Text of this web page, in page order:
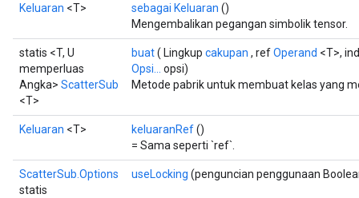
Keluaran <T> sebagai Keluaran ()
Mengembalikan pegangan simbolik tensor.
statis <T, U
memperluas
Angka> ScatterSub
<T>
buat( Lingkup cakupan , refOperand <T>,
Opsi... opsi)
Metode pabrik untuk membuat kelas yang
Keluaran <T> keluaranRef()
= Sama seperti `ref`.
ScatterSub.Options
statis
useLocking (penguncian penggunaan